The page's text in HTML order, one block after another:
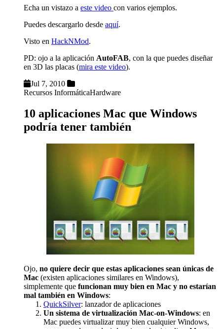
Echa un vistazo a este video con varios ejemplos.
Puedes descargarlo desde aquí.
Visto en HackNMod.
PD: ojo a la aplicación AutoFAB, con la que puedes diseñar
en 3D las placas (mira este video).
Jul 7, 2010
Recursos InformáticaHardware
10 aplicaciones Mac que Windows
podría tener también
Ojo, no quiere decir que estas aplicaciones sean únicas de
Mac (existen aplicaciones similares en Windows),
simplemente que funcionan muy bien en Mac y no estarían
mal también en Windows:
QuickSilver: lanzador de aplicaciones
Un sistema de virtualización Mac-on-Windows: en
Mac puedes virtualizar muy bien cualquier Windows,